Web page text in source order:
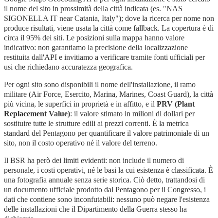
il nome del sito in prossimità della città indicata (es. "NAS
SIGONELLA IT near Catania, Italy"); dove la ricerca per nome non
produce risultati, viene usata la città come fallback. La copertura è di
circa il 95% dei siti. Le posizioni sulla mappa hanno valore
indicativo: non garantiamo la precisione della localizzazione
restituita dall'API e invitiamo a verificare tramite fonti ufficiali per
usi che richiedano accuratezza geografica.
Per ogni sito sono disponibili il nome dell'installazione, il ramo
militare (Air Force, Esercito, Marina, Marines, Coast Guard), la città
più vicina, le superfici in proprietà e in affitto, e il PRV (Plant
Replacement Value): il valore stimato in milioni di dollari per
sostituire tutte le strutture edili ai prezzi correnti. È la metrica
standard del Pentagono per quantificare il valore patrimoniale di un
sito, non il costo operativo né il valore del terreno.
Il BSR ha però dei limiti evidenti: non include il numero di
personale, i costi operativi, né le basi la cui esistenza è classificata. È
una fotografia annuale senza serie storica. Ciò detto, trattandosi di
un documento ufficiale prodotto dal Pentagono per il Congresso, i
dati che contiene sono inconfutabili: nessuno può negare l'esistenza
delle installazioni che il Dipartimento della Guerra stesso ha